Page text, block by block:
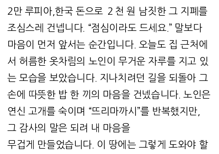
2만 루피아,한국 돈으로 ２천 원 남짓한 그 지폐를
조심스레 건넵니다. “점심이라도 드세요.” 말보다
마음이 먼저 앞서는 순간입니다. 오늘도 집 근처에
서 허름한 옷차림의 노인이 무거운 자루를 지고 있
는 모습을 보았습니다. 지나치려던 길을 되돌아 그
손에 따뜻한 밥 한 끼의 마음을 건넸습니다. 노인은
연신 고개를 숙이며 “뜨리마까시”를 반복했지만,
그 감사의 말은 되려 내 마음을
무겁게 만들었습니다. 이 땅에는 그렇게 도와야 할